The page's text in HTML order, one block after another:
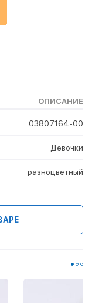
ОПИСАНИЕ
03807164-00
Девочки
разноцветный